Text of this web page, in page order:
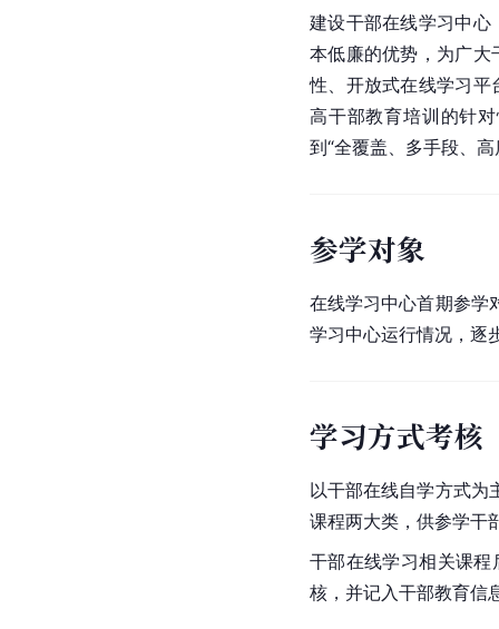
建设干部在线学习中心
本低廉的优势，为广大
性、开放式在线学习平
高干部教育培训的针
到“全覆盖、多手段、
参学对象
在线学习中心首期参学
学习中心运行情况，逐
学习方式考核
以干部在线自学方式为
课程两大类，供参学干
干部在线学习相关课
核，并记入干部教育信